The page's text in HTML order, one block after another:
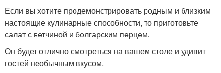
Если вы хотите продемонстрировать родным и близким
настоящие кулинарные способности, то приготовьте
салат с ветчиной и болгарским перцем.
Он будет отлично смотреться на вашем столе и удивит
гостей необычным вкусом.